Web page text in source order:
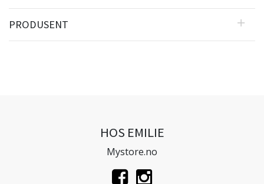
PRODUSENT
HOS EMILIE
Mystore.no